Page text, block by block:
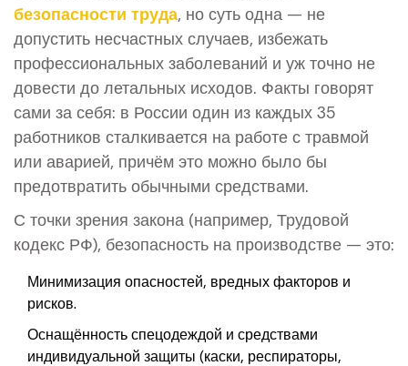
безопасности труда, но суть одна — не
допустить несчастных случаев, избежать
профессиональных заболеваний и уж точно не
довести до летальных исходов. Факты говорят
сами за себя: в России один из каждых 35
работников сталкивается на работе с травмой
или аварией, причём это можно было бы
предотвратить обычными средствами.
С точки зрения закона (например, Трудовой
кодекс РФ), безопасность на производстве — это:
Минимизация опасностей, вредных факторов и
рисков.
Оснащённость спецодеждой и средствами
индивидуальной защиты (каски, респираторы,